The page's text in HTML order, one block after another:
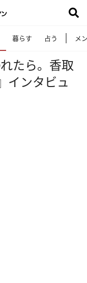
暮らす 占う メ
たら。香取
インタビュ